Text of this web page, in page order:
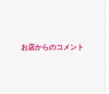
お店からのコメント